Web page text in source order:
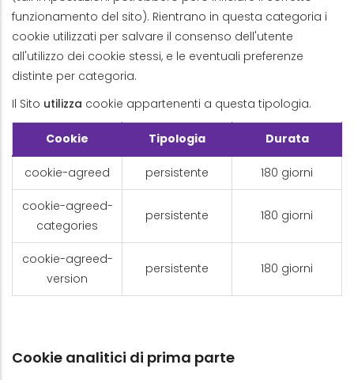
funzionamento del sito). Rientrano in questa categoria i
cookie utilizzati per salvare il consenso dell'utente
all'utilizzo dei cookie stessi, e le eventuali preferenze
distinte per categoria.
Il Sito utilizza cookie appartenenti a questa tipologia.
Cookie Tipologia Durata
cookie-agreed persistente 180 giorni
cookie-agreed-
categories
persistente 180 giorni
cookie-agreed-
version
persistente 180 giorni
Cookie analitici di prima parte